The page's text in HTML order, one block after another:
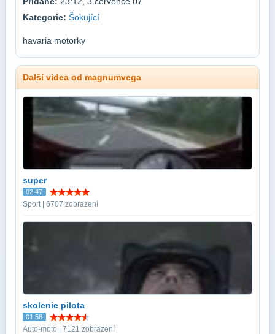
Kategorie: Šokující
havaria motorky
Další videa od magnumvega
super
02:47
Sport | 6707 zobrazení
skolenie pilota
01:58
Auto-moto | 7121 zobrazení